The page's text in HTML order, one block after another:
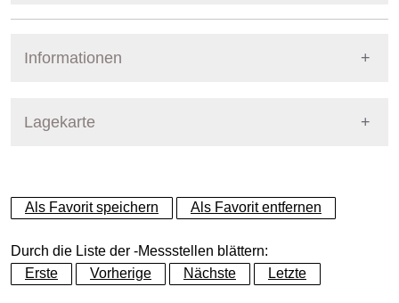
Informationen
Lagekarte
+
−
Als Favorit speichern Als Favorit entfernen
Durch die Liste der -Messstellen blättern:
Erste
Vorherige Nächste Letzte